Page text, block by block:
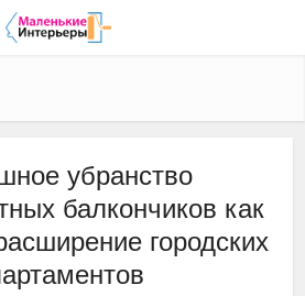
убранство
балкончиков как
городских